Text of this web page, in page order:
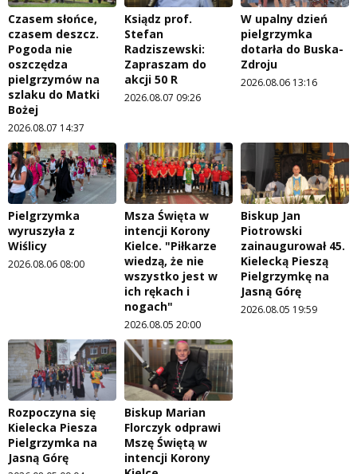
Czasem słońce,
czasem deszcz.
Pogoda nie
oszczędza
pielgrzymów na
szlaku do Matki
Bożej
2026.08.07 14:37
Ksiądz prof.
Stefan
Radziszewski:
Zapraszam do
akcji 50 R
2026.08.07 09:26
W upalny dzień
pielgrzymka
dotarła do Buska-
Zdroju
2026.08.06 13:16
Pielgrzymka
wyruszyła z
Wiślicy
2026.08.06 08:00
Msza Święta w
intencji Korony
Kielce. "Piłkarze
wiedzą, że nie
wszystko jest w
ich rękach i
nogach"
2026.08.05 20:00
Biskup Jan
Piotrowski
zainaugurował 45.
Kielecką Pieszą
Pielgrzymkę na
Jasną Górę
2026.08.05 19:59
Rozpoczyna się
Kielecka Piesza
Pielgrzymka na
Jasną Górę
Biskup Marian
Florczyk odprawi
Mszę Świętą w
intencji Korony